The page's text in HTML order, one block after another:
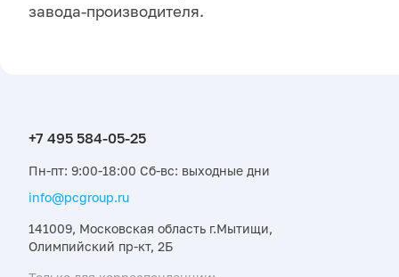
завода-производителя.
Пн-пт: 9:00-18:00 Сб-вс: выходные дни
info@pcgroup.ru
141009, Московская область г.Мытищи,
Олимпийский пр-кт, 2Б